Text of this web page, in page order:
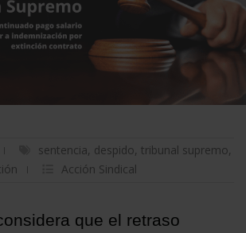
sentencia, despido, tribunal supremo,
Acción Sindical
que el retraso